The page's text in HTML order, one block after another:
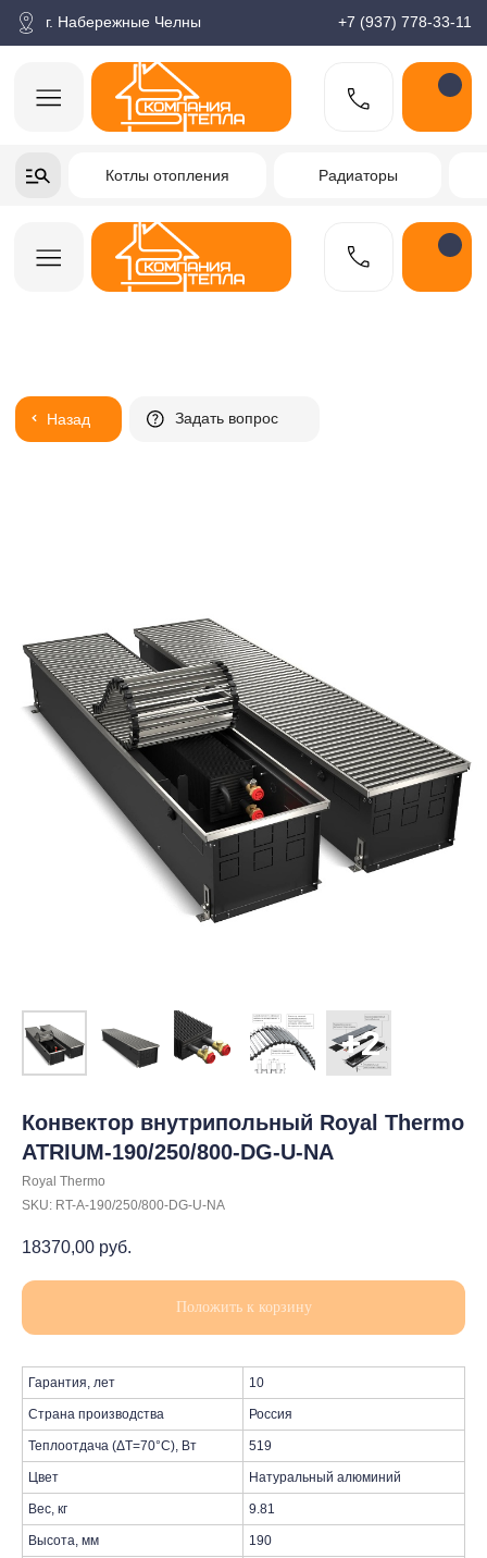
г. Набережные Челны
Котлы отопления Радиаторы Водонагреватели
+7-937-778-33-11
Конвектор внутрипольный Royal Thermo
ATRIUM-190/250/800-DG-U-NA
Royal Thermo
SKU: RT-A-190/250/800-DG-U-NA
18370,00 руб.
Положить к корзину
Гарантия, лет 10
Страна производства Россия
Теплоотдача (ΔT=70°C), Вт 519
Цвет Натуральный алюминий
Вес, кг 9.81
Высота, мм 190